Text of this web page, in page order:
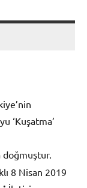
‘Kuşatma’
doğmuştur.
8 Nisan 2019